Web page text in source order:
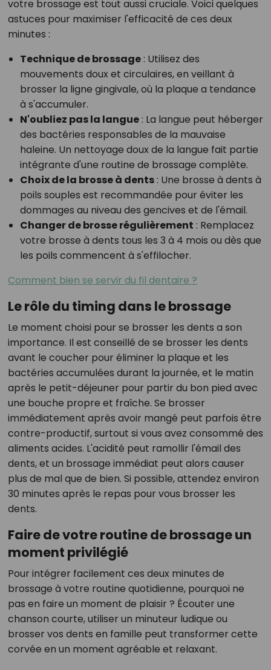
votre brossage est tout aussi cruciale. Voici quelques
astuces pour maximiser l'efficacité de ces deux
minutes :
Technique de brossage: Utilisez des
mouvements doux et circulaires, en veillant à
brosser la ligne gingivale, où la plaque a tendance
à s'accumuler.
N'oubliez pas la langue: La langue peut héberger
des bactéries responsables de la mauvaise
haleine. Un nettoyage doux de la langue fait partie
intégrante d'une routine de brossage complète.
Choix de la brosse à dents: Une brosse à dents à
poils souples est recommandée pour éviter les
dommages au niveau des gencives et de l'émail.
Changer de brosse régulièrement : Remplacez
votre brosse à dents tous les 3 à 4 mois ou dès que
les poils commencent à s'effilocher.
Comment bien se servir du fil dentaire ?
Le rôle du timing dans le brossage
Le moment choisi pour se brosser les dents a son
importance. Il est conseillé de se brosser les dents
avant le coucher pour éliminer la plaque et les
bactéries accumulées durant la journée, et le matin
après le petit-déjeuner pour partir du bon pied avec
une bouche propre et fraîche. Se brosser
immédiatement après avoir mangé peut parfois être
contre-productif, surtout si vous avez consommé des
aliments acides. L'acidité peut ramollir l'émail des
dents, et un brossage immédiat peut alors causer
plus de mal que de bien. Si possible, attendez environ
30 minutes après le repas pour vous brosser les
dents.
Faire de votre routine de brossage un
moment privilégié
Pour intégrer facilement ces deux minutes de
brossage à votre routine quotidienne, pourquoi ne
pas en faire un moment de plaisir ? Écouter une
chanson courte, utiliser un minuteur ludique ou
brosser vos dents en famille peut transformer cette
corvée en un moment agréable et relaxant.